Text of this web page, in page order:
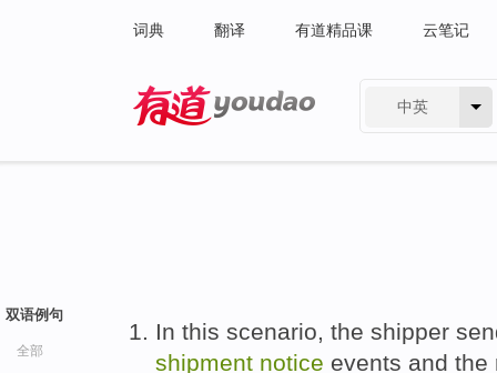
词典 翻译 有道精品课 云笔记
中英
双语例句
全部
In this scenario, the shipper
shipment notice events and the